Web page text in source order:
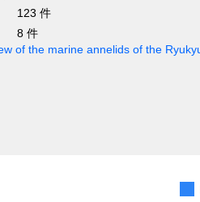
123 件
8 件
of the marine annelids of the